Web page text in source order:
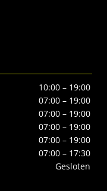
10:00 – 19:00
07:00 – 19:00
07:00 – 19:00
07:00 – 19:00
07:00 – 19:00
07:00 – 17:30
Gesloten